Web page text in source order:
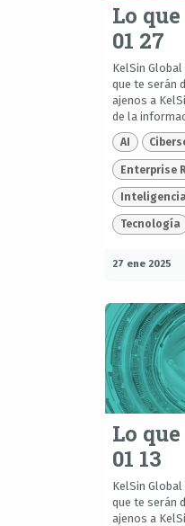
Lo
01 27
KelSin
que te serán
ajenos a
de la
AI
Enterprise
Tecnología
27 ene 2025
Lo
01 13
KelSin
que te serán
ajenos a